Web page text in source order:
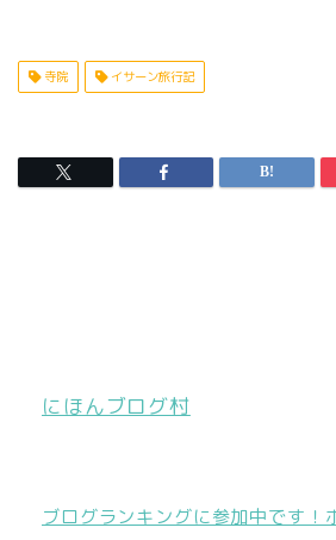
寺院 イサーン旅行記
にほんブログ村
ブログランキングに参加中です！